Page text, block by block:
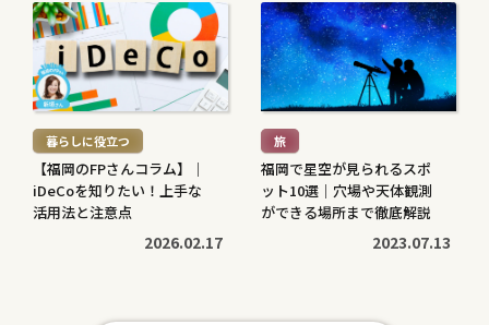
続
き
を
読
む
> 暮らしに役立つ
【福岡のFPさんコラム】｜
iDeCoを知りたい！上手な
活用法と注意点
2026.02.17
続
き
を
読
む
> 旅
福岡で星空が見られるスポ
ット10選｜穴場や天体観測
ができる場所まで徹底解説
2023.07.13